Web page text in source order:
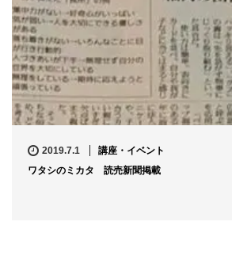
2019.7.1
講座・イベント
ワタシのミカタ 読売新聞掲載